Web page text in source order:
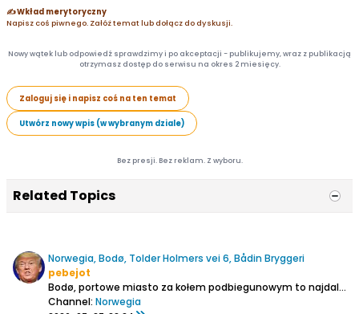
✍️ Wkład merytoryczny
Napisz coś piwnego. Załóż temat lub dołącz do dyskusji.
Nowy wątek lub odpowiedź sprawdzimy i po akceptacji - publikujemy, wraz z publikacją
otrzymasz dostęp do serwisu na okres 2 miesięcy.
Zaloguj się i napisz coś na ten temat
Utwórz nowy wpis (w wybranym dziale)
Bez presji. Bez reklam. Z wyboru.
Related Topics
Norwegia, Bodø, Tolder Holmers vei 6, Bådin Bryggeri
pebejot
Bodø, portowe miasto za kołem podbiegunowym to najdalsze miejsce, do którego można dojechać pociągiem w Norwegii.
Channel: Norwegia